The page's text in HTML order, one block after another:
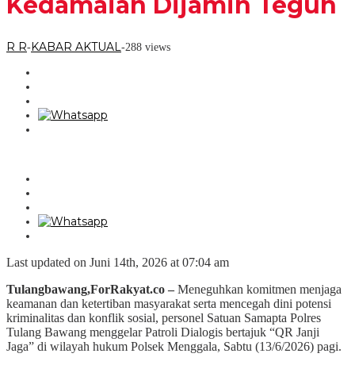
R R-KABAR AKTUAL-288 views
Last updated on Juni 14th, 2026 at 07:04 am
Tulangbawang,ForRakyat.co – Meneguhkan komitmen menjaga
keamanan dan ketertiban masyarakat serta mencegah dini potensi
kriminalitas dan konflik sosial, personel Satuan Samapta Polres
Tulang Bawang menggelar Patroli Dialogis bertajuk “QR Janji
Jaga” di wilayah hukum Polsek Menggala, Sabtu (13/6/2026) pagi.